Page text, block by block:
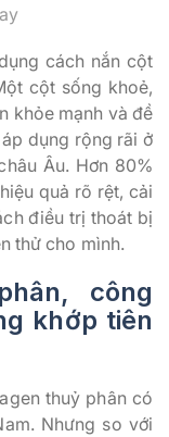
cách nắn cột
cột sống khoẻ,
khỏe mạnh và đề
dụng rộng rãi ở
Âu. Hơn 80%
quả rõ rệt, cải
điều trị thoát bị
thử cho mình.
công
khớp tiên
thuỷ phân có
Nhưng so với